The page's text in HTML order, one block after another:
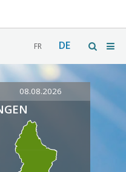
FR DE
08.08.2026